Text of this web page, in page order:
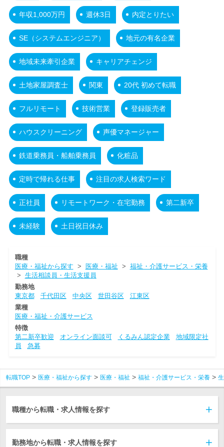
年収1,000万円 週休3日 内定とりたい
SE（システムエンジニア） 地元の有名企業
地域未来牽引企業 キャリアチェンジ
土地家屋調査士 関東 20代 初めて転職
フルリモート 技術営業 登録販売者
ハウスクリーニング 声優マネージャー
鉄道乗務員・船舶乗務員 化粧品
定時で帰れる仕事 注目の求人検索ワード
正社員 リモートワーク・在宅勤務 第二新卒
未経験 土日祝日休み
職種
医療・福祉から探す > 医療・福祉 > 福祉・介護サービス・栄養
> 生活相談員・生活支援員
勤務地
東京都
千代田区 中央区 世田谷区
江東区
業種
医療・福祉・介護サービス
特徴
第二新卒歓迎
オンライン面談可 くるみん認定企業
地域限定社
員
急募
転職TOP 医療・福祉から探す 医療・福祉 福祉・介護サービス・栄養
職種から転職・求人情報を探す
勤務地から転職・求人情報を探す